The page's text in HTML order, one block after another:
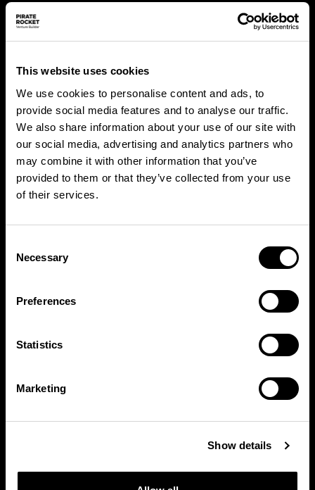
This website uses cookies
We use cookies to personalise content and ads, to
provide social media features and to analyse our traffic.
We also share information about your use of our site with
our social media, advertising and analytics partners who
may combine it with other information that you’ve
provided to them or that they’ve collected from your use
of their services.
Selection
Necessary
Preferences
Statistics
Marketing
Show details
Tempo indeterminato
CCNL Applicato:
€38.000 e €50.000, in funzione dell'effettiva
esperienza maturata;
Premio di risultato competitivo(in aggiunta alla
RAL); possibilità di auto aziendale a uso
promiscuo;
Cosa offriamo : opportunità di sviluppo
professionale, lavoro agile, Welfare aziendale.
Scopri tutti i benefit sul nostro sito!
form.